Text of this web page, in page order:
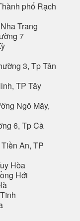
phố Rạch
Trang
7
3, Tp Tân
TP Tây
Ngô Mây,
6, Tp Cà
An, TP
Hòa
Hới